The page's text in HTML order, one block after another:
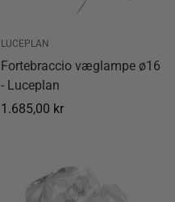
LUCEPLAN
Fortebraccio væglampe ø16
- Luceplan
Normal
1.685,00 kr